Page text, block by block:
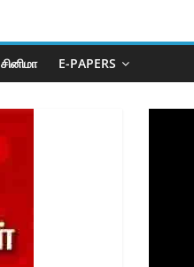
சினிமா E-PAPERS